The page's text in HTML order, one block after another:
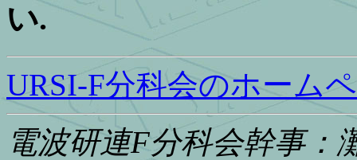
い.
URSI-F分科会のホーム
電波研連F分科会幹事